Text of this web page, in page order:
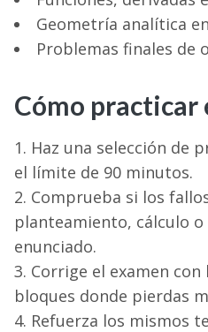
Geometría analítica
Problemas finales de
Cómo practicar
Haz una selección de
el límite de 90 minutos.
Comprueba si los
planteamiento, cálculo
enunciado.
Corrige el examen
bloques donde pierdas
Refuerza los mismos